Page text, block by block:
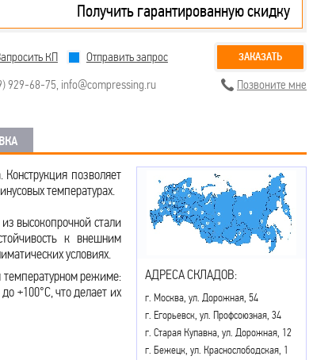
Получить гарантированную скидку
КП Отправить запрос ЗАКАЗАТЬ
929-68-75, info@compressing.ru Позвоните мне
позволяет
температурах.
высокопрочной стали
к внешним
условиях.
температурном режиме:
+100°С, что делает их
АДРЕСА СКЛАДОВ:
г. Москва, ул. Дорожная, 54
г. Егорьевск, ул. Профсоюзная, 34
г. Старая Купавна, ул. Дорожная, 12
г. Бежецк, ул. Краснослободская, 1